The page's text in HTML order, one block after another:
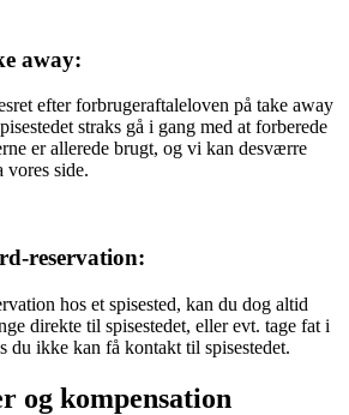
away:
efter forbrugeraftaleloven på take away
straks gå i gang med at forberede
er allerede brugt, og vi kan desværre
vores side.
reservation:
hos et spisested, kan du dog altid
direkte til spisestedet, eller evt. tage fat i
du ikke kan få kontakt til spisestedet.
og kompensation